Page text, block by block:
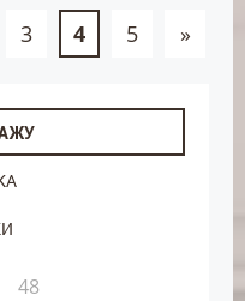
3 4 5 »
48